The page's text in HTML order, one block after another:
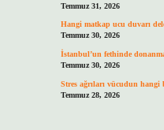
Temmuz 31, 2026
Hangi matkap ucu duvarı
Temmuz 30, 2026
İstanbul’un fethinde
Temmuz 30, 2026
Stres ağrıları vücudun
Temmuz 28, 2026